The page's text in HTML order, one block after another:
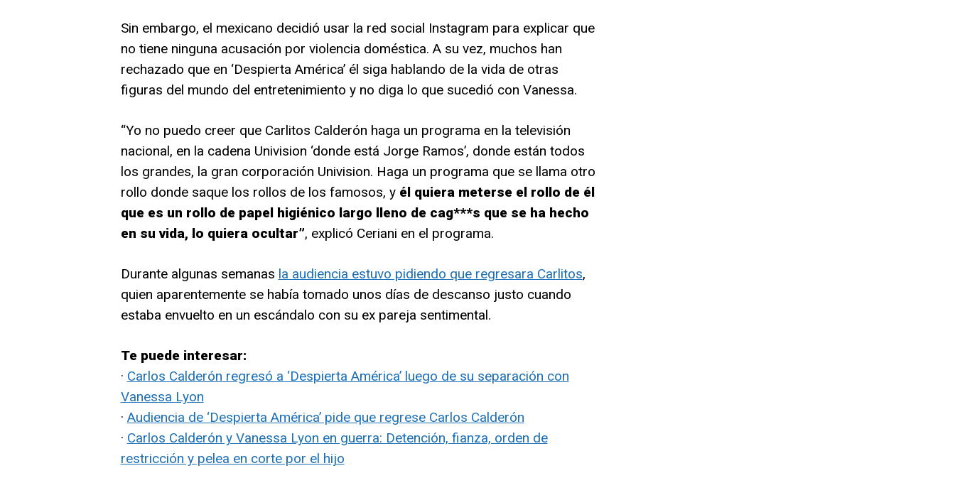
Sin embargo, el mexicano decidió usar la red social Instagram para explicar que
no tiene ninguna acusación por violencia doméstica. A su vez, muchos han
rechazado que en ‘Despierta América’ él siga hablando de la vida de otras
figuras del mundo del entretenimiento y no diga lo que sucedió con Vanessa.
“Yo no puedo creer que Carlitos Calderón haga un programa en la televisión
nacional, en la cadena Univision ‘donde está Jorge Ramos’, donde están todos
los grandes, la gran corporación Univision. Haga un programa que se llama otro
rollo donde saque los rollos de los famosos, y él quiera meterse el rollo de él
que es un rollo de papel higiénico largo lleno de cag***s que se ha hecho
en su vida, lo quiera ocultar”, explicó Ceriani en el programa.
Durante algunas semanas la audiencia estuvo pidiendo que regresara Carlitos,
quien aparentemente se había tomado unos días de descanso justo cuando
estaba envuelto en un escándalo con su ex pareja sentimental.
Te puede interesar:
· Carlos Calderón regresó a ‘Despierta América’ luego de su separación con
Vanessa Lyon
· Audiencia de ‘Despierta América’ pide que regrese Carlos Calderón
· Carlos Calderón y Vanessa Lyon en guerra: Detención, fianza, orden de
restricción y pelea en corte por el hijo